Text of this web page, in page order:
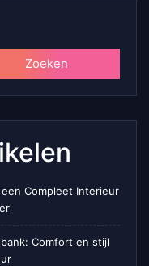
Zoeken
Compleet Interieur
Comfort en stijl